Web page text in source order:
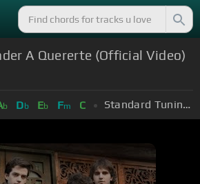
A Quererte (Official Video)
b Db Eb Fm C Standard Tuning (EADGBE)